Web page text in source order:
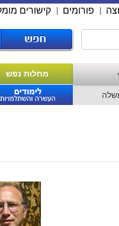
פורומים קישורים
מחלות נפש